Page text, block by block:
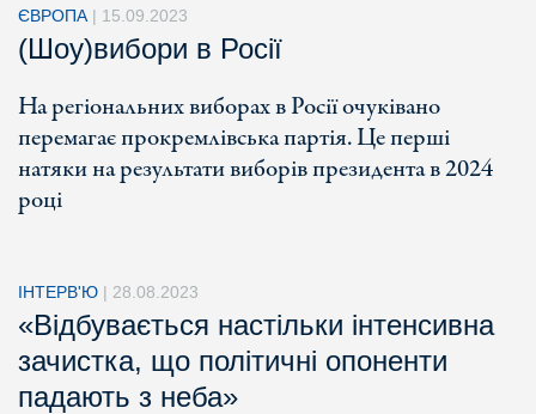
ЄВРОПА | 15.09.2023
(Шоу)вибори в Росії
На регіональних виборах в Росії очуківано
перемагає прокремлівська партія. Це перші
натяки на результати виборів президента в 2024
році
ІНТЕРВ'Ю | 28.08.2023
«Відбувається настільки інтенсивна
зачистка, що політичні опоненти
падають з неба»